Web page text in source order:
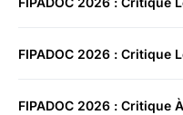
FIPADOC 2026 : Critique
FIPADOC 2026 : Critique